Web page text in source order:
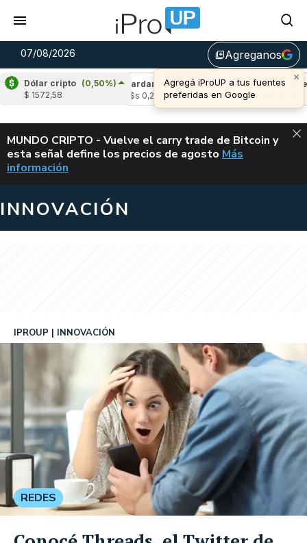
07/08/2026 library_addAgreganos
×
Agregá iProUP a tus fuentes
preferidas en Google
Dólar cripto (0,50%)
$ 1572,58
(-3,15%)
Cardano (5,84%)
u$s 0,20
Avalanche
(-
u$s 6,39
ALERTA
MUNDO CRIPTO - Vuelve el carry trade de Bitcoin y
esta señal define los precios de agosto VUELVE EL
Más
información
INNOVACIÓN
IPROUP INNOVACIÓN
REDES